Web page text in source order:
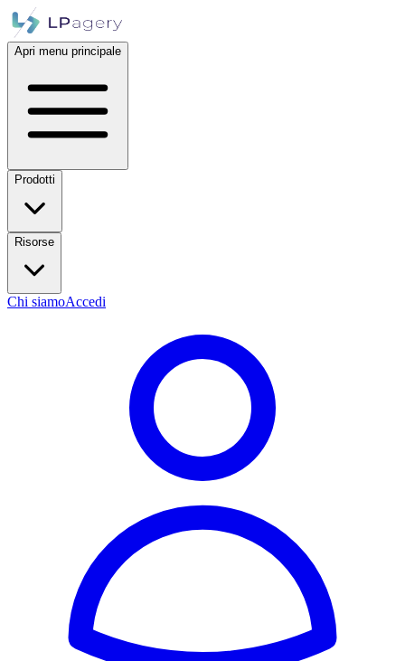
Apri menu principale
Prodotti
Risorse
Chi siamoAccedi